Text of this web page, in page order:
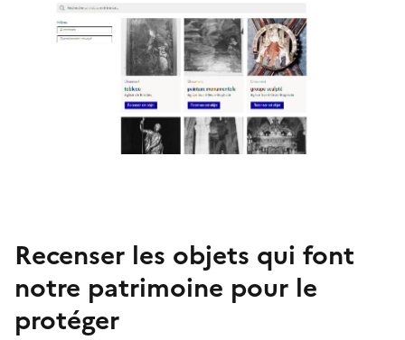
Recenser les objets qui font
notre patrimoine pour le
protéger